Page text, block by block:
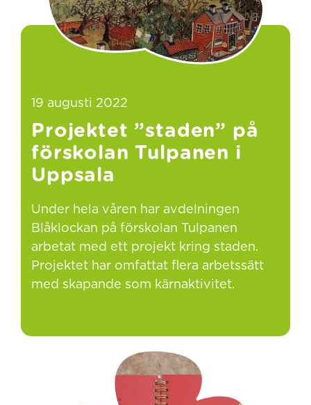
19 augusti 2022
Projektet ”staden” på
förskolan Tulpanen i
Uppsala
Under hela våren har avdelningen
Blåklockan på förskolan Tulpanen
arbetat med ett projekt kring staden.
Projektet har omfattat flera arbetssätt
med skapande som kärnaktivitet.